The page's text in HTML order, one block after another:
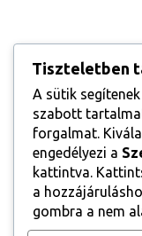
Kategóriák
Nincs
Tiszteletben
A sütik
szabott
forgalmat.
engedélyezi a
kattintva.
a
gombra a nem